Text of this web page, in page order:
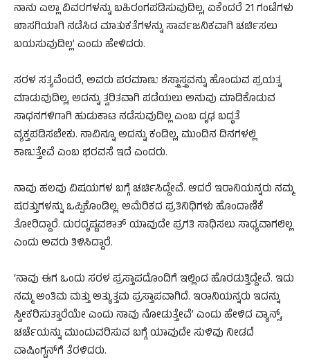
ನಾನು ಎಲ್ಲಾ ವಿವರಗಳನ್ನು ಬಹಿರಂಗಪಡಿಸುವುದಿಲ್ಲ, ಏಕೆಂದರೆ 21 ಗಂಟೆಗಳು
ಖಾಸಗಿಯಾಗಿ ನಡೆಸಿದ ಮಾತುಕತೆಗಳನ್ನು ಸಾರ್ವಜನಿಕವಾಗಿ ಚರ್ಚಿಸಲು
ಬಯಸುವುದಿಲ್ಲ’ ಎಂದು ಹೇಳಿದರು.
ಸರಳ ಸತ್ಯವೆಂದರೆ, ಅವರು ಪರಮಾಣು ಶಸ್ತ್ರಾಸ್ತ್ರವನ್ನು ಹೊಂದುವ ಪ್ರಯತ್ನ
ಮಾಡುವುದಿಲ್ಲ, ಅದನ್ನು ತ್ವರಿತವಾಗಿ ಪಡೆಯಲು ಅನುವು ಮಾಡಿಕೊಡುವ
ಸಾಧನಗಳಿಗಾಗಿ ಹುಡುಕಾಟ ನಡೆಸುವುದಿಲ್ಲ ಎಂಬ ದೃಢ ಬದ್ಧತೆ
ವ್ಯಕ್ತಪಡಿಸಬೇಕು. ನಾವಿನ್ನೂ ಅದನ್ನು ಕಂಡಿಲ್ಲ, ಮುಂದಿನ ದಿನಗಳಲ್ಲಿ
ಕಾಣುತ್ತೇವೆ ಎಂಬ ಭರವಸೆ ಇದೆ ಎಂದರು.
ನಾವು ಹಲವು ವಿಷಯಗಳ ಬಗ್ಗೆ ಚರ್ಚಿಸಿದ್ದೇವೆ. ಆದರೆ ಇರಾನಿಯನ್ನರು ನಮ್ಮ
ಷರತ್ತುಗಳನ್ನು ಒಪ್ಪಿಕೊಂಡಿಲ್ಲ. ಅಮೆರಿಕದ ಪ್ರತಿನಿಧಿಗಳು ಹೊಂದಾಣಿಕೆ
ತೋರಿದ್ದಾರೆ. ದುರದೃಷ್ಟವಶಾತ್ ಯಾವುದೇ ಪ್ರಗತಿ ಸಾಧಿಸಲು ಸಾಧ್ಯವಾಗಲಿಲ್ಲ
ಎಂದು ಅವರು ತಿಳಿಸಿದ್ದಾರೆ.
‘ನಾವು ಈಗ ಒಂದು ಸರಳ ಪ್ರಸ್ತಾಪದೊಂದಿಗೆ ಇಲ್ಲಿಂದ ಹೊರಡುತ್ತಿದ್ದೇವೆ. ಇದು
ನಮ್ಮ ಅಂತಿಮ ಮತ್ತು ಅತ್ಯುತ್ತಮ ಪ್ರಸ್ತಾಪವಾಗಿದೆ. ಇರಾನಿಯನ್ನರು ಇದನ್ನು
ಸ್ವೀಕರಿಸುತ್ತಾರೆಯೇ ಎಂದು ನಾವು ನೋಡುತ್ತೇವೆ’ ಎಂದು ಹೇಳಿದ ವ್ಯಾನ್ಸ್,
ಚರ್ಚೆಯನ್ನು ಮುಂದುವರಿಸುವ ಬಗ್ಗೆ ಯಾವುದೇ ಸುಳಿವು ನೀಡದೆ
ವಾಷಿಂಗ್ಟನ್‌ಗೆ ತೆರಳಿದರು.